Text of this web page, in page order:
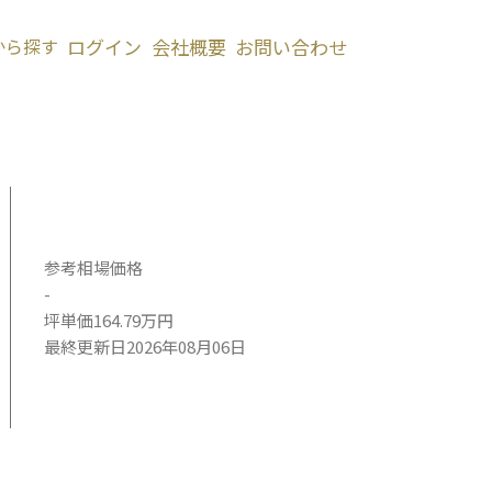
ら探す ログイン 会社概要 お問い合わせ
参考相場価格
-
坪単価164.79万円
最終更新日2026年08月06日